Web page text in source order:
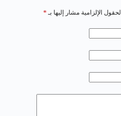
الحقول الإلزامية مشار إليها بـ *